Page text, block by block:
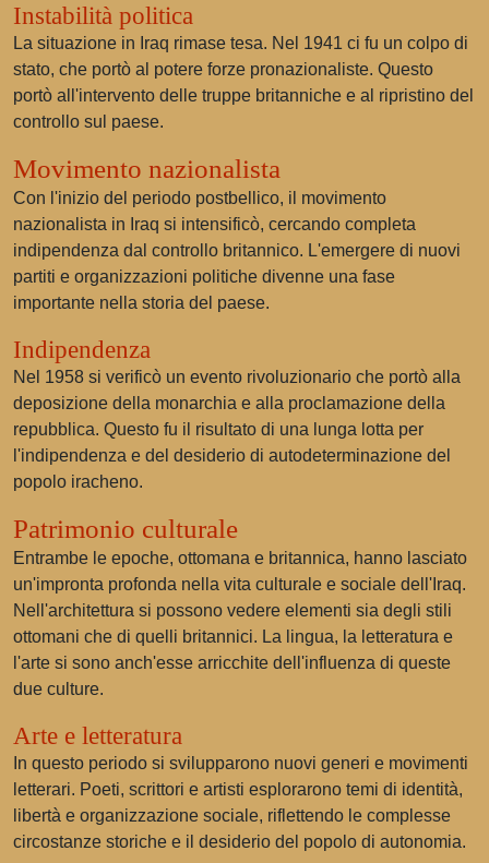
Instabilità politica
La situazione in Iraq rimase tesa. Nel 1941 ci fu un colpo di
stato, che portò al potere forze pronazionaliste. Questo
portò all'intervento delle truppe britanniche e al ripristino del
controllo sul paese.
Movimento nazionalista
Con l'inizio del periodo postbellico, il movimento
nazionalista in Iraq si intensificò, cercando completa
indipendenza dal controllo britannico. L'emergere di nuovi
partiti e organizzazioni politiche divenne una fase
importante nella storia del paese.
Indipendenza
Nel 1958 si verificò un evento rivoluzionario che portò alla
deposizione della monarchia e alla proclamazione della
repubblica. Questo fu il risultato di una lunga lotta per
l'indipendenza e del desiderio di autodeterminazione del
popolo iracheno.
Patrimonio culturale
Entrambe le epoche, ottomana e britannica, hanno lasciato
un'impronta profonda nella vita culturale e sociale dell'Iraq.
Nell'architettura si possono vedere elementi sia degli stili
ottomani che di quelli britannici. La lingua, la letteratura e
l'arte si sono anch'esse arricchite dell'influenza di queste
due culture.
Arte e letteratura
In questo periodo si svilupparono nuovi generi e movimenti
letterari. Poeti, scrittori e artisti esplorarono temi di identità,
libertà e organizzazione sociale, riflettendo le complesse
circostanze storiche e il desiderio del popolo di autonomia.